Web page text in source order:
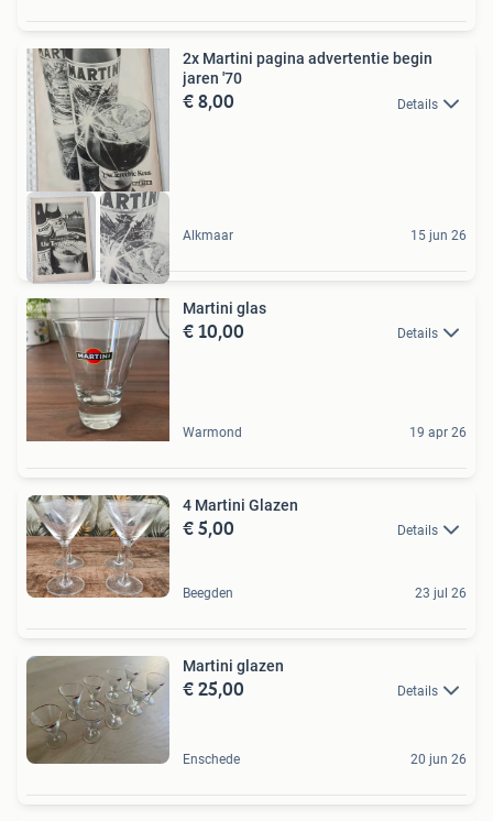
2x Martini pagina advertentie begin
jaren '70
€ 8,00 Details
Alkmaar 15 jun 26
Martini glas
€ 10,00 Details
Warmond 19 apr 26
4 Martini Glazen
€ 5,00 Details
Beegden 23 jul 26
Martini glazen
€ 25,00 Details
Enschede 20 jun 26